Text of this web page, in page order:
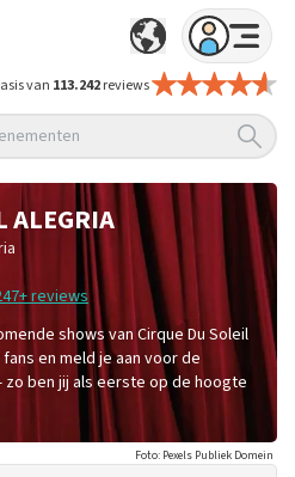
van 113.242reviews
ALEGRIA
reviews
shows van Cirque Du Soleil
en meld je aan voor de
ben jij als eerste op de hoogte
Foto: Pexels Publiek Domein